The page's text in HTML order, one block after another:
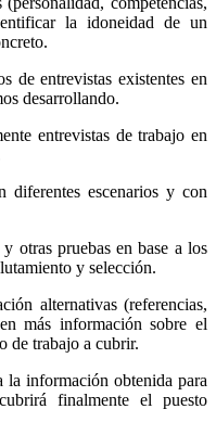
la idoneidad de un
de entrevistas existentes en
desarrollando.
entrevistas de trabajo en
diferentes escenarios y con
otras pruebas en base a los
y selección.
alternativas (referencias,
más información sobre el
de trabajo a cubrir.
la información obtenida para
finalmente el puesto